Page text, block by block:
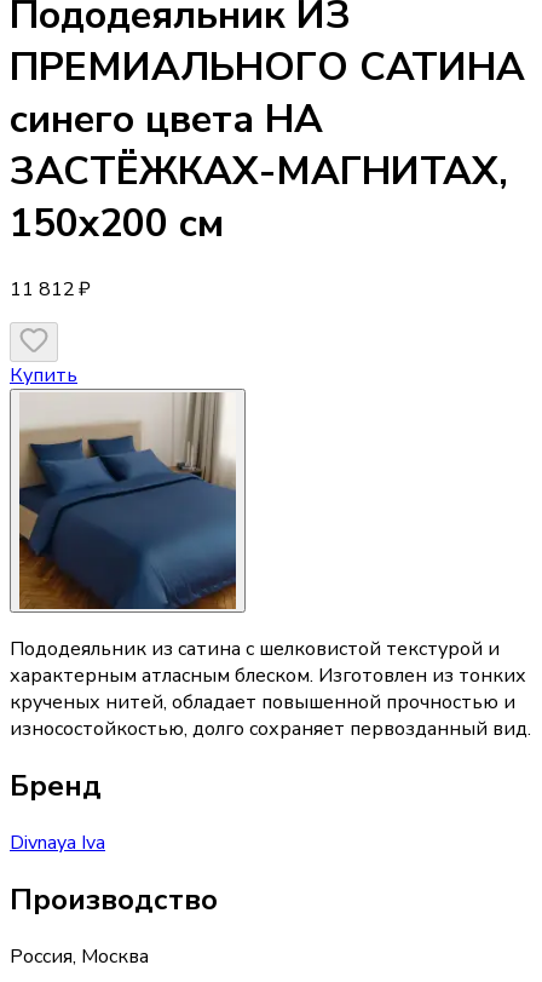
Пододеяльник ИЗ
ПРЕМИАЛЬНОГО САТИНА
синего цвета НА
ЗАСТЁЖКАХ-МАГНИТАХ,
150х200 см
11 812 ₽
Купить
Пододеяльник из сатина с шелковистой текстурой и
характерным атласным блеском. Изготовлен из тонких
крученых нитей, обладает повышенной прочностью и
износостойкостью, долго сохраняет первозданный вид.
Бренд
Divnaya Iva
Производство
Россия, Москва